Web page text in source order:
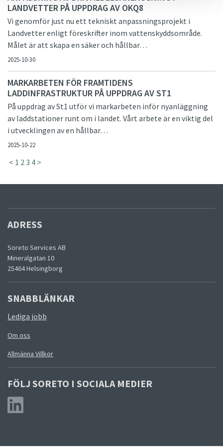
LANDVETTER PÅ UPPDRAG AV OKQ8
Vi genomför just nu ett tekniskt anpassningsprojekt i
Landvetter enligt föreskrifter inom vattenskyddsområde.
Målet är att skapa en säker och hållbar…
2025-10-30
MARKARBETEN FÖR FRAMTIDENS
LADDINFRASTRUKTUR PÅ UPPDRAG AV ST1
På uppdrag av St1 utför vi markarbeten inför nyanläggning
av laddstationer runt om i landet. Vårt arbete är en viktig del
i utvecklingen av en hållbar…
2025-10-22
< 1 23 4 >
ADRESS
Soreto Services AB
Mineralgatan 10
25464 Helsingborg
SNABBLÄNKAR
Lediga jobb
Om oss
Allmänna Villkor
FÖLJ SORETO I SOCIALA MEDIER